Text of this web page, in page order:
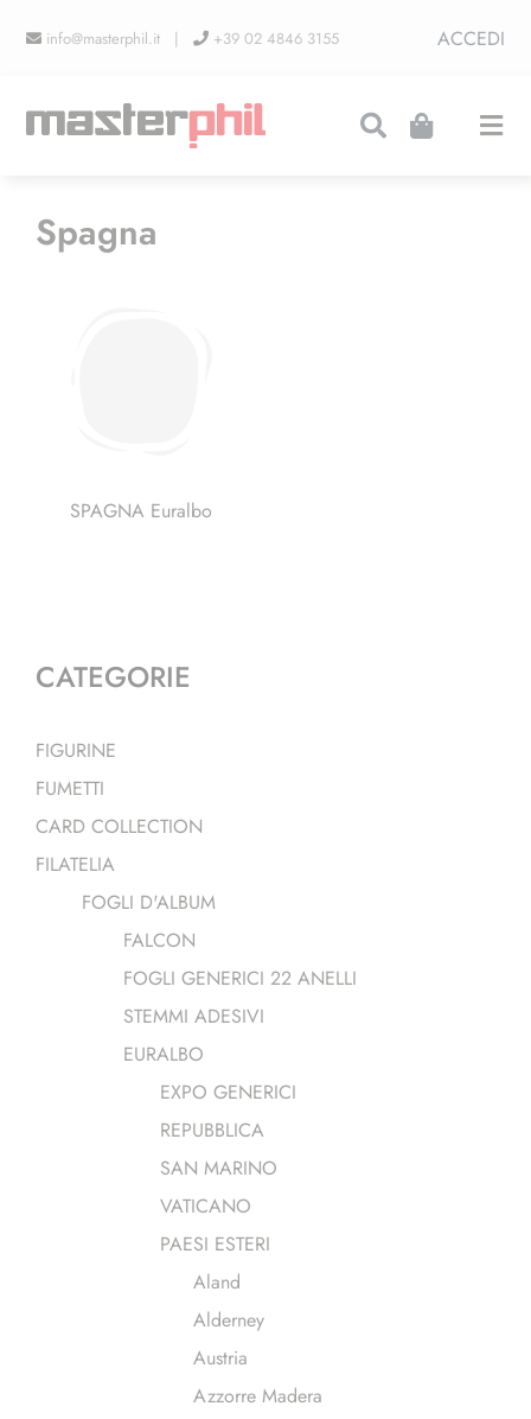
info@masterphil.it | +39 02 4846 3155 ACCEDI
CONTATTI
Spagna
SPAGNA Euralbo
CATEGORIE
FIGURINE
FUMETTI
CARD COLLECTION
FILATELIA
FOGLI D'ALBUM
FALCON
FOGLI GENERICI 22 ANELLI
STEMMI ADESIVI
EURALBO
EXPO GENERICI
REPUBBLICA
SAN MARINO
VATICANO
PAESI ESTERI
Aland
Alderney
Austria
Azzorre Madera